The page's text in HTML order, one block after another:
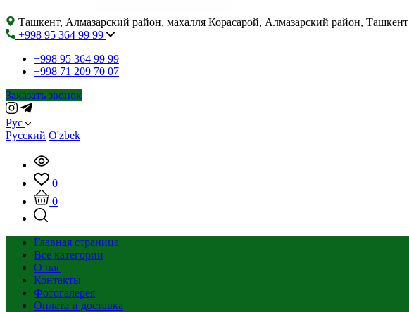
Ташкент, Алмазарский район, махалля Корасарой, Алмазарский район, Ташкент
+998 95 364 99 99
+998 95 364 99 99
+998 71 209 70 07
Заказать звонок
Рус
Русский O'zbek
0
0
Главная страница
Все категории
О нас
Контакты
Фотогалерея
Оплата и доставка